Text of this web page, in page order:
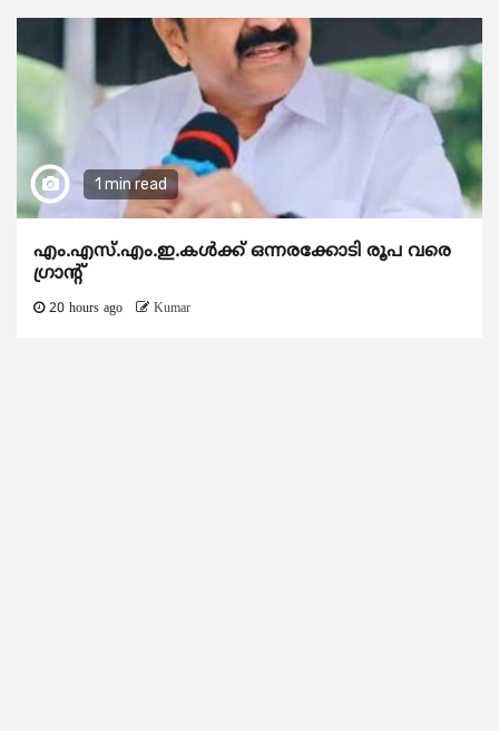
1 min read
എം.എസ്.എം.ഇ.കൾക്ക് ഒന്നരക്കോടി രൂപ വരെ
ഗ്രാന്റ്
20 hours ago Kumar